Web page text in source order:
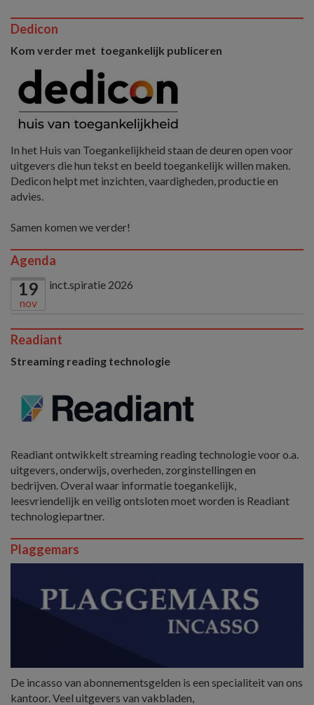
Dedicon
Kom verder met toegankelijk publiceren
In het Huis van Toegankelijkheid staan de deuren open voor
uitgevers die hun tekst en beeld toegankelijk willen maken.
Dedicon helpt met inzichten, vaardigheden, productie en
advies.
Samen komen we verder!
Agenda
19
nov
inct.spiratie 2026
Readiant
Streaming reading technologie
Readiant ontwikkelt streaming reading technologie voor o.a.
uitgevers, onderwijs, overheden, zorginstellingen en
bedrijven. Overal waar informatie toegankelijk,
leesvriendelijk en veilig ontsloten moet worden is Readiant
technologiepartner.
Plaggemars
De incasso van abonnementsgelden is een specialiteit van ons
kantoor. Veel uitgevers van vakbladen,